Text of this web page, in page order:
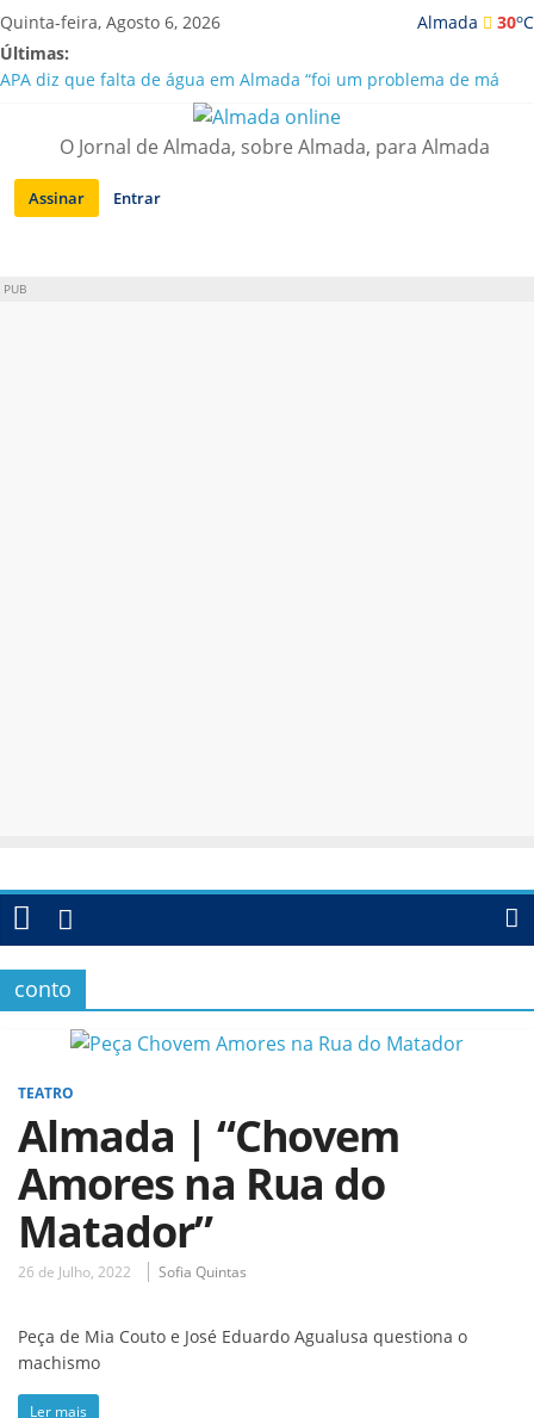
Saltar
para
conteúdo
Almada 30oC
Quinta-feira, Agosto 6, 2026
Últimas:
APA diz que falta de água em Almada “foi um problema de má
Laranjeiro | Cultura pop asiática invade a Casa Amarela
Ponte 25 de Abril celebra 60 anos com programa cultural entre
Lisboa e Almada
Situação de alerta em Almada renovada até final de Agosto
O Jornal de Almada, sobre Almada, para Almada
Assinar Entrar
PUB
conto
TEATRO
Almada | “Chovem
Amores na Rua do
Matador”
26 de Julho, 2022 Sofia Quintas
Peça de Mia Couto e José Eduardo Agualusa questiona o
machismo
Ler mais